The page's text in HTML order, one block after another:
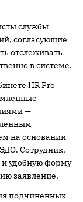
службы
согласующие
отслеживать
в системе.
HR Pro
—
на основании
Сотрудник,
удобную форму
заявление.
подчиненных